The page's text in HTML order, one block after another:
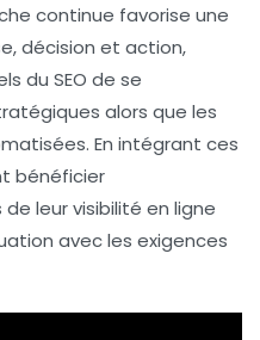
continue favorise une
,décision et action,
du SEO de se
alors que les
En intégrant ces
bénéficier
leur visibilité en ligne
avec les exigences